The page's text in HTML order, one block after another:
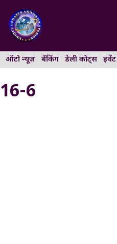
content
ऑटो न्यूज़ बैंकिंग डेली कोट्स इवेंट
16-6